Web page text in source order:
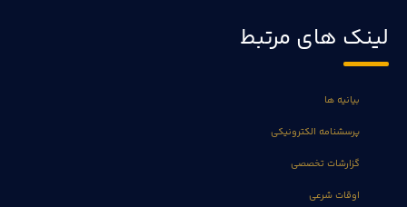
لینک های مرتبط
بیانیه ها
پرسشنامه الکترونیکی
گزارشات تخصصی
اوقات شرعی